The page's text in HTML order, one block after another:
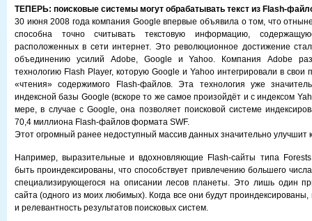
ТЕПЕРЬ: поисковые системы могут обрабатывать текст из Flash-
30 июня 2008 года компания Google впервые объявила о том, что
способна точно считывать текстовую информацию,
расположенных в сети интернет. Это революционное достижение
объединению усилий Adobe, Google и Yahoo. Компания Adobe
технологию Flash Player, которую Google и Yahoo интегрировали в свои
«чтения» содержимого Flash-файлов. Эта технология уже
индексной базы Google (вскоре то же самое произойдёт и с индексом
мере, в случае с Google, она позволяет поисковой системе
70,4 миллиона Flash-файлов формата SWF.
Этот огромный ранее недоступный массив данных значительно улучшит
Например, выразительные и вдохновляющие Flash-сайты типа
быть проиндексированы, что способствует привлечению большего
специализирующегося на описании лесов планеты. Это лишь один
сайта (одного из моих любимых). Когда все они будут
и релевантность результатов поисковых систем.